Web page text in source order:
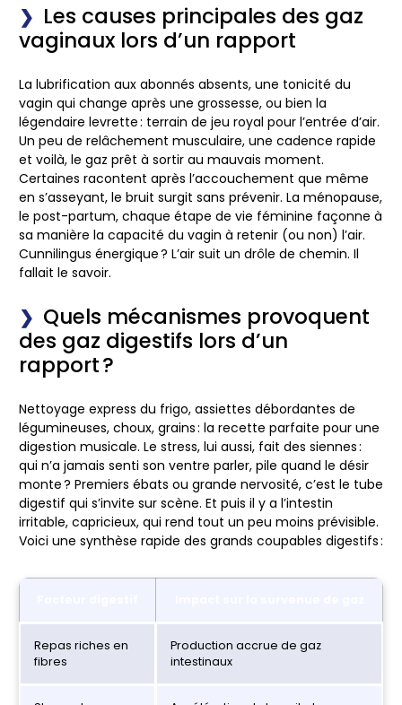
Les causes principales des gaz
vaginaux lors d’un rapport
La lubrification aux abonnés absents, une tonicité du
vagin qui change après une grossesse, ou bien la
légendaire levrette : terrain de jeu royal pour l’entrée d’air.
Un peu de relâchement musculaire, une cadence rapide
et voilà, le gaz prêt à sortir au mauvais moment.
Certaines racontent après l’accouchement que même
en s’asseyant, le bruit surgit sans prévenir. La ménopause,
le post-partum, chaque étape de vie féminine façonne à
sa manière la capacité du vagin à retenir (ou non) l’air.
Cunnilingus énergique ? L’air suit un drôle de chemin. Il
fallait le savoir.
Quels mécanismes provoquent
des gaz digestifs lors d’un
rapport ?
Nettoyage express du frigo, assiettes débordantes de
légumineuses, choux, grains : la recette parfaite pour une
digestion musicale. Le stress, lui aussi, fait des siennes :
qui n’a jamais senti son ventre parler, pile quand le désir
monte ? Premiers ébats ou grande nervosité, c’est le tube
digestif qui s’invite sur scène. Et puis il y a l’intestin
irritable, capricieux, qui rend tout un peu moins prévisible.
Voici une synthèse rapide des grands coupables digestifs :
Repas riches en
fibres
Production accrue de gaz
intestinaux